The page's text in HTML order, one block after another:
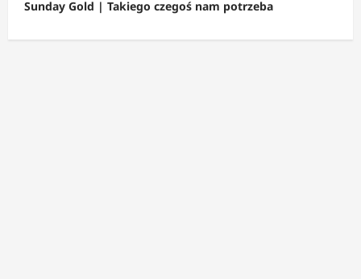
Sunday Gold | Takiego czegoś nam potrzeba